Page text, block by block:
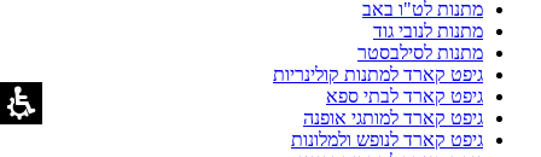
מתנות לט"ו באב
מתנות לנובי גוד
מתנות לסילבסטר
גיפט קארד למתנות קולינריות
גיפט קארד לבתי ספא
גיפט קארד למותגי אופנה
גיפט קארד לנופש ולמלונות